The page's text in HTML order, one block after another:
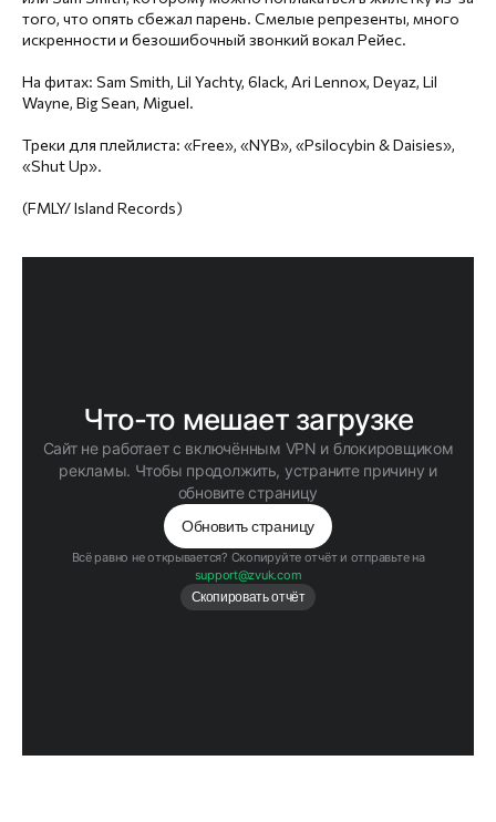
того, что опять сбежал парень. Смелые репрезенты, много
искренности и безошибочный звонкий вокал Рейес.
На фитах: Sam Smith, Lil Yachty, 6lack, Ari Lennox, Deyaz, Lil
Wayne, Big Sean, Miguel.
Треки для плейлиста: «Free», «NYB», «Psilocybin & Daisies»,
«Shut Up».
(FMLY/ Island Records)